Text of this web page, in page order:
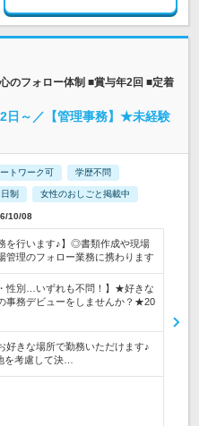
のフォロー体制 ■賞与年2回 ■定着
日～／【管理事務】★未経験
トワーク可 学歴不問
制 女性のおしごと掲載中
10/08
を行います♪】◎書類作成や現場
管理のフォロー業務に携わります
性別…いずれも不問！】★好きな
事務デビューをしませんか？★20
好きな場所で勤務いただけます♪
考慮して決…